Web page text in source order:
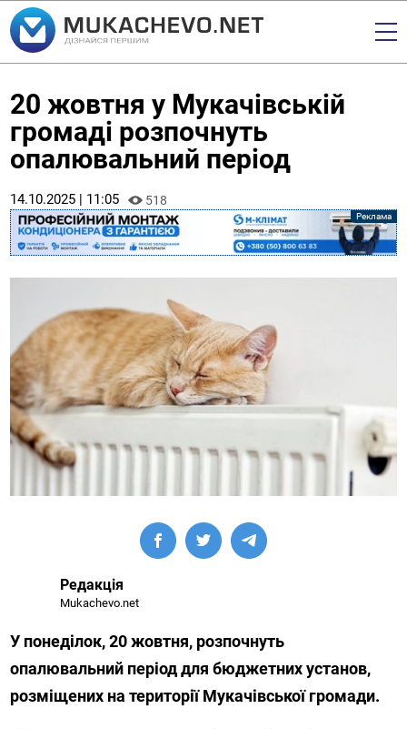
20 жовтня у Мукачівській
громаді розпочнуть
опалювальний період
14.10.2025 | 11:05 518
Редакція
Mukachevo.net
У понеділок, 20 жовтня, розпочнуть
опалювальний період для бюджетних установ,
розміщених на території Мукачівської громади.